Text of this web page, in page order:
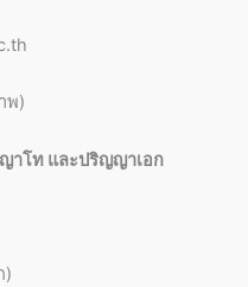
พ)
าโท และปริญญาเอก
)